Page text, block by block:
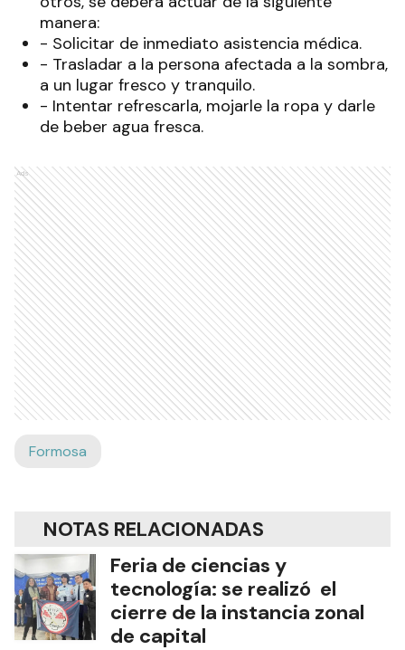
manera:
- Solicitar de inmediato asistencia médica.
- Trasladar a la persona afectada a la sombra,
a un lugar fresco y tranquilo.
- Intentar refrescarla, mojarle la ropa y darle
de beber agua fresca.
Ads
Formosa
NOTAS RELACIONADAS
Feria de ciencias y
tecnología: se realizó el
cierre de la instancia zonal
de capital